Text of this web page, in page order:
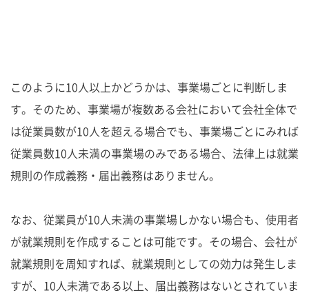
このように10人以上かどうかは、事業場ごとに判断しま
す。そのため、事業場が複数ある会社において会社全体で
は従業員数が10人を超える場合でも、事業場ごとにみれば
従業員数10人未満の事業場のみである場合、法律上は就業
規則の作成義務・届出義務はありません。
なお、従業員が10人未満の事業場しかない場合も、使用者
が就業規則を作成することは可能です。その場合、会社が
就業規則を周知すれば、就業規則としての効力は発生しま
すが、10人未満である以上、届出義務はないとされていま